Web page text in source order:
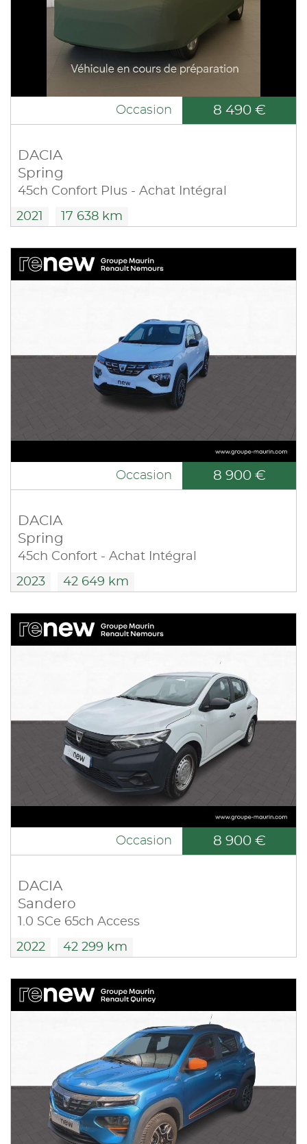
Occasion 8 490 €
DACIA
Spring
45ch Confort Plus - Achat Intégral
2021 17 638 km
Occasion 8 900 €
DACIA
Spring
45ch Confort - Achat Intégral
2023 42 649 km
Occasion 8 900 €
DACIA
Sandero
1.0 SCe 65ch Access
2022 42 299 km